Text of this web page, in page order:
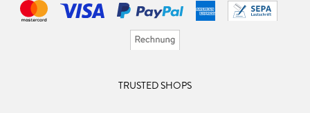
TRUSTED SHOPS